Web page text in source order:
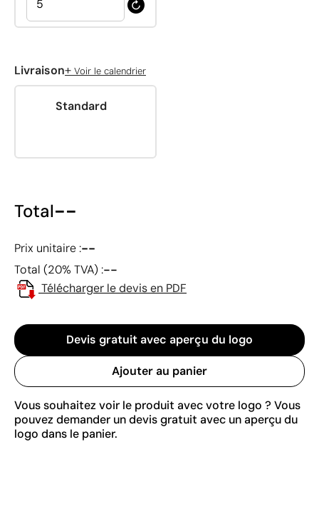
Livraison+ Voir le calendrier
Standard
Total--
Prix unitaire :--
Total (20% TVA) :--
Télécharger le devis en PDF
Devis gratuit avec aperçu du logo
Ajouter au panier
Vous souhaitez voir le produit avec votre logo ? Vous
pouvez demander un devis gratuit avec un aperçu du
logo dans le panier.